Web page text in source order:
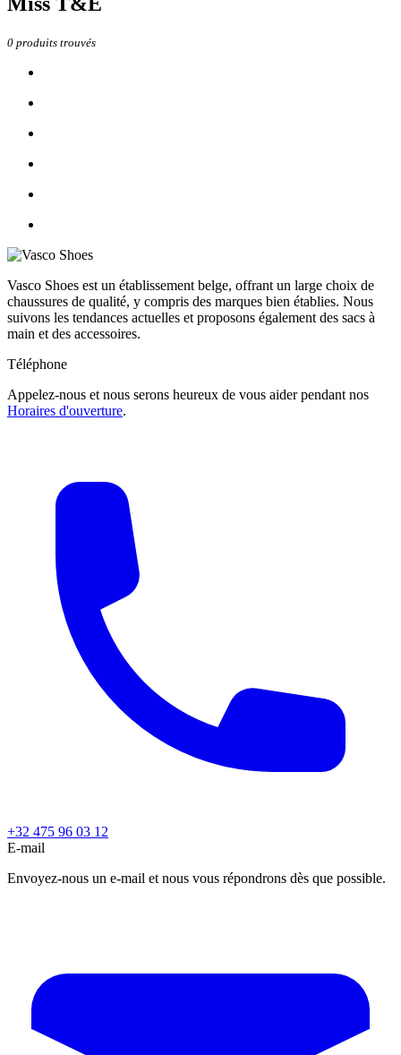
0 produits trouvés
Vasco Shoes est un établissement belge, offrant un large choix de
chaussures de qualité, y compris des marques bien établies. Nous
suivons les tendances actuelles et proposons également des sacs à
main et des accessoires.
Téléphone
Appelez-nous et nous serons heureux de vous aider pendant nos
Horaires d'ouverture.
+32 475 96 03 12
E-mail
Envoyez-nous un e-mail et nous vous répondrons dès que possible.